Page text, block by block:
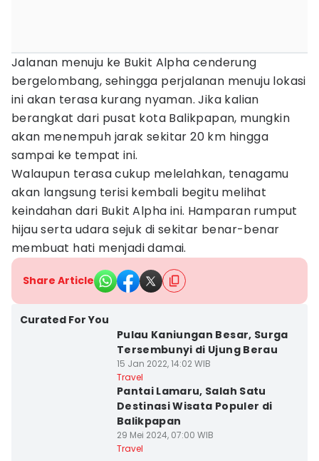
Jalanan menuju ke Bukit Alpha cenderung
bergelombang, sehingga perjalanan menuju lokasi
ini akan terasa kurang nyaman. Jika kalian
berangkat dari pusat kota Balikpapan, mungkin
akan menempuh jarak sekitar 20 km hingga
sampai ke tempat ini.
Walaupun terasa cukup melelahkan, tenagamu
akan langsung terisi kembali begitu melihat
keindahan dari Bukit Alpha ini. Hamparan rumput
hijau serta udara sejuk di sekitar benar-benar
membuat hati menjadi damai.
Share Article
Curated For You
Pulau Kaniungan Besar, Surga
Tersembunyi di Ujung Berau
15 Jan 2022, 14:02 WIB
Travel
Pantai Lamaru, Salah Satu
Destinasi Wisata Populer di
Balikpapan
29 Mei 2024, 07:00 WIB
Travel